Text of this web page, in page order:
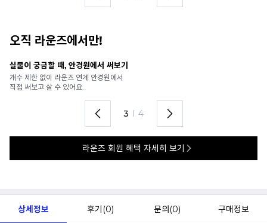
오직 라운즈에서만!
안경 렌즈 맞춤까지 한 번에
가까운 안경원으로 배송받아
렌즈 맞춤부터 피팅까지 편하게!
4 I 4
라운즈 회원 혜택 자세히 보기
상세정보 후기(0) 문의(0) 구매정보